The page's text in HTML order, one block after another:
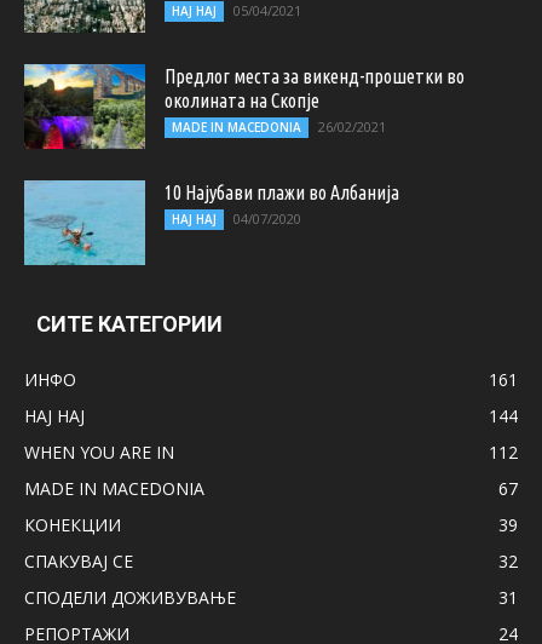
НАЈ НАЈ 05/04/2021
Предлог места за викенд-прошетки во
околината на Скопје
MADE IN MACEDONIA 26/02/2021
10 Најубави плажи во Албанија
НАЈ НАЈ 04/07/2020
СИТЕ КАТЕГОРИИ
ИНФО
161
НАЈ НАЈ
144
WHEN YOU ARE IN
112
MADE IN MACEDONIA
67
КОНЕКЦИИ
39
СПАКУВАЈ СЕ
32
СПОДЕЛИ ДОЖИВУВАЊЕ
31
РЕПОРТАЖИ
24